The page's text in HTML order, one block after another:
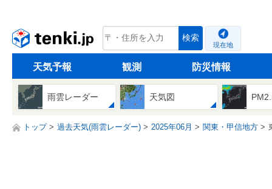
tenki.jp 検索
現在地
天気予報 観測 防災情報
雨雲レーダー 天気図
トップ 過去天気(雨雲レーダー) 2025年06月 関東・甲信地方